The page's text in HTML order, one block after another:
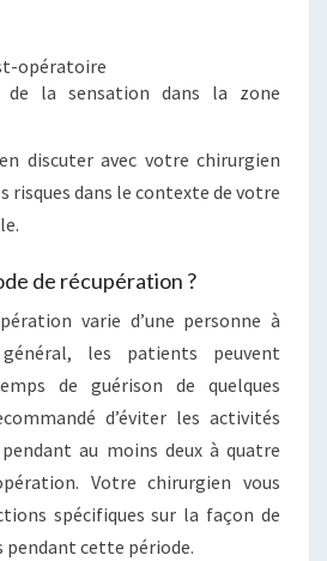
opératoire
de la sensation dans la zone
discuter avec votre chirurgien
risques dans le contexte de votre
de récupération ?
varie d’une personne à
les patients peuvent
de guérison de quelques
d’éviter les activités
au moins deux à quatre
Votre chirurgien vous
spécifiques sur la façon de
pendant cette période.